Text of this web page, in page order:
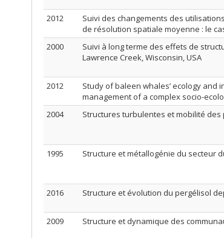
2012
Suivi des changements des
de résolution spatiale moyenne : le
2000
Suivi à long terme des effets de
Lawrence Creek, Wisconsin, USA
2012
Study of baleen whales’ ecology
management of a complex socio-
2004 Structures turbulentes et mobilité
1995 Structure et métallogénie du secteur
2016
Structure et évolution du pergélisol
2009
Structure et dynamique des